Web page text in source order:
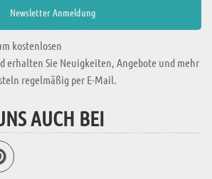
kostenlosen
erhalten Sie Neuigkeiten, Angebote und mehr
regelmäßig per E-Mail.
AUCH BEI